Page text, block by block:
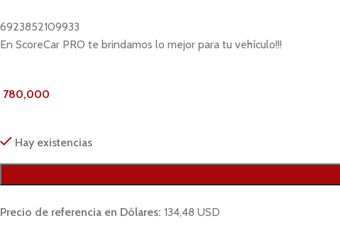
6923852109933
En ScoreCar PRO te brindamos lo mejor para tu vehículo!!!
780,000
Hay existencias
Precio de referencia en Dólares: 134,48 USD